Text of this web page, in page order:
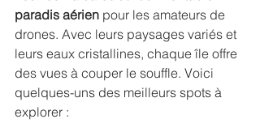
paradis aérien pour les amateurs de
drones. Avec leurs paysages variés et
leurs eaux cristallines, chaque île offre
des vues à couper le souffle. Voici
quelques-uns des meilleurs spots à
explorer :